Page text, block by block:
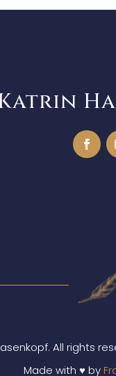
All rights
Made with ♥ by